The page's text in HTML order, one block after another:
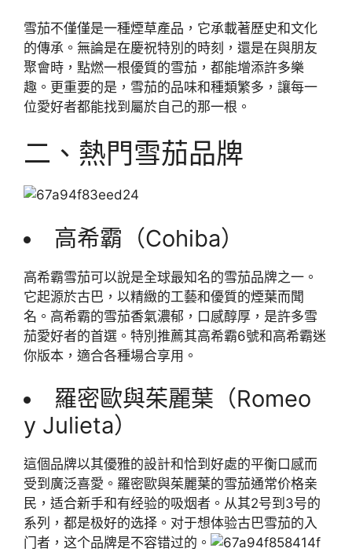
雪茄不僅僅是一種煙草產品，它承載著歷史和文化
的傳承。無論是在慶祝特別的時刻，還是在與朋友
聚會時，點燃一根優質的雪茄，都能增添許多樂
趣。更重要的是，雪茄的品味和種類繁多，讓每一
位愛好者都能找到屬於自己的那一根。
二、熱門雪茄品牌
高希霸（Cohiba）
高希霸雪茄可以說是全球最知名的雪茄品牌之一。
它起源於古巴，以精緻的工藝和優質的煙葉而聞
名。高希霸的雪茄香氣濃郁，口感醇厚，是許多雪
茄愛好者的首選。特別推薦其高希霸6號和高希霸迷
你版本，適合各種場合享用。
羅密歐與茱麗葉（Romeo
y Julieta）
這個品牌以其優雅的設計和恰到好處的平衡口感而
受到廣泛喜愛。羅密歐與茱麗葉的雪茄通常价格亲
民，适合新手和有经验的吸烟者。从其2号到3号的
系列，都是极好的选择。对于想体验古巴雪茄的入
门者，这个品牌是不容错过的。